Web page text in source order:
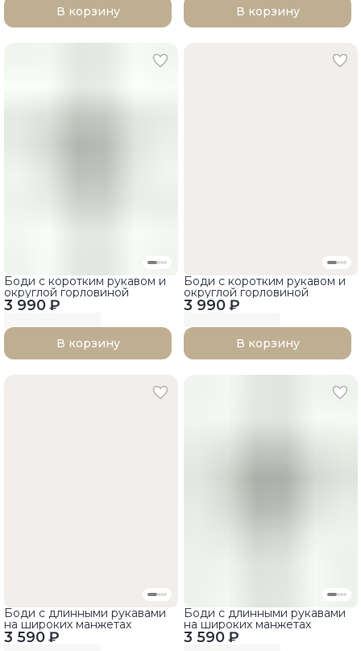
В корзину В корзину
3 990 ₽
Боди с коротким рукавом и
округлой горловиной
В корзину
3 990 ₽
Боди с коротким рукавом и
округлой горловиной
В корзину
3 590 ₽
Боди с длинными рукавами
на широких манжетах
3 590 ₽
Боди с длинными рукавами
на широких манжетах